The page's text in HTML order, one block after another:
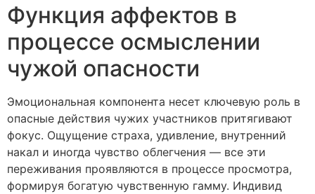
Функция аффектов в
процессе осмыслении
чужой опасности
Эмоциональная компонента несет ключевую роль в
опасные действия чужих участников притягивают
фокус. Ощущение страха, удивление, внутренний
накал и иногда чувство облегчения — все эти
переживания проявляются в процессе просмотра,
формируя богатую чувственную гамму. Индивид